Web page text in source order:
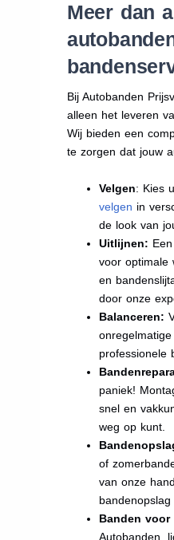
Meer dan
Bij Autobanden
alleen het leveren
Wij bieden een
te zorgen dat jouw
Velgen: Kies
velgen in
de look van
Uitlijnen:
voor optimale
en
door onze
Balanceren:
professionele
paniek!
snel en
weg op kunt.
of
van onze
Banden
Autobanden,